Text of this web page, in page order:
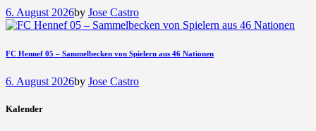
6. August 2026by Jose Castro
FC Hennef 05 – Sammelbecken von Spielern aus 46 Nationen
6. August 2026by Jose Castro
Kalender